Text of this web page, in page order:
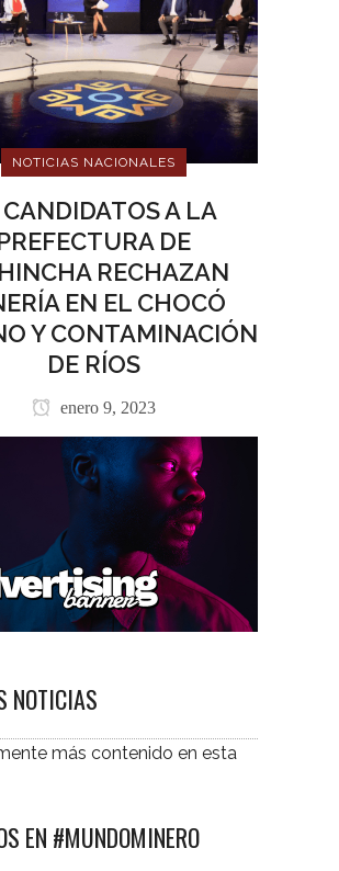
NOTICIAS NACIONALES
CANDIDATOS A LA
DE
RECHAZAN
EN EL CHOCÓ
Y CONTAMINACIÓN
DE RÍOS
enero 9, 2023
NOTICIAS
más contenido en esta
EN #MUNDOMINERO